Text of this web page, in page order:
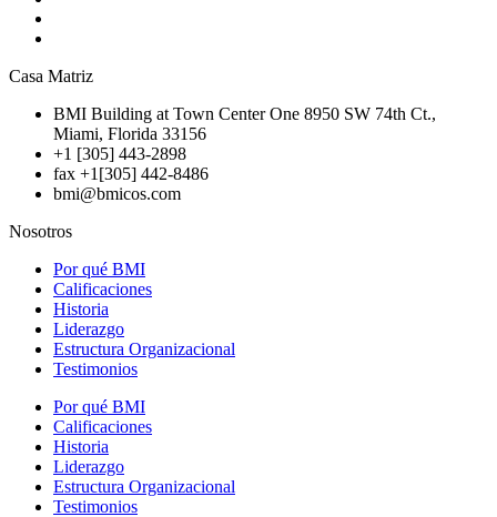
Casa Matriz
BMI Building at Town Center One 8950 SW 74th Ct.,
Miami, Florida 33156
+1 [305] 443-2898
fax +1[305] 442-8486
bmi@bmicos.com
Nosotros
Por qué BMI
Calificaciones
Historia
Liderazgo
Estructura Organizacional
Testimonios
Por qué BMI
Calificaciones
Historia
Liderazgo
Estructura Organizacional
Testimonios